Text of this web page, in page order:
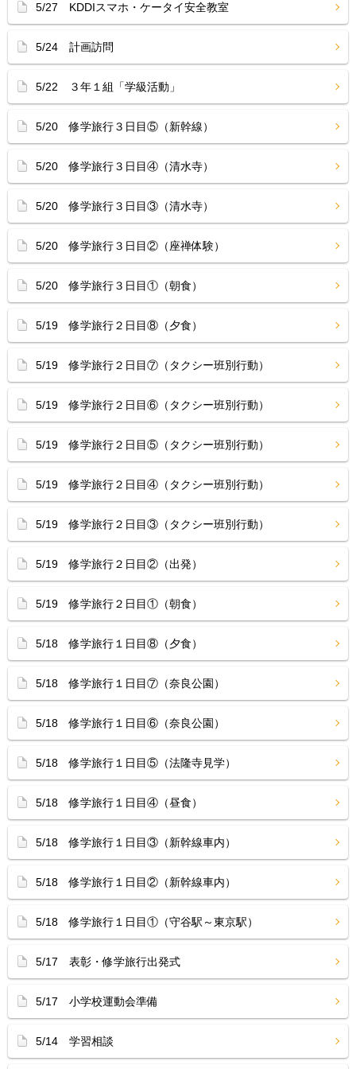
5/27 KDDIスマホ・ケータイ安全教室
5/24 計画訪問
5/22 ３年１組「学級活動」
5/20 修学旅行３日目⑤（新幹線）
5/20 修学旅行３日目④（清水寺）
5/20 修学旅行３日目③（清水寺）
5/20 修学旅行３日目②（座禅体験）
5/20 修学旅行３日目①（朝食）
5/19 修学旅行２日目⑧（夕食）
5/19 修学旅行２日目⑦（タクシー班別行動）
5/19 修学旅行２日目⑥（タクシー班別行動）
5/19 修学旅行２日目⑤（タクシー班別行動）
5/19 修学旅行２日目④（タクシー班別行動）
5/19 修学旅行２日目③（タクシー班別行動）
5/19 修学旅行２日目②（出発）
5/19 修学旅行２日目①（朝食）
5/18 修学旅行１日目⑧（夕食）
5/18 修学旅行１日目⑦（奈良公園）
5/18 修学旅行１日目⑥（奈良公園）
5/18 修学旅行１日目⑤（法隆寺見学）
5/18 修学旅行１日目④（昼食）
5/18 修学旅行１日目③（新幹線車内）
5/18 修学旅行１日目②（新幹線車内）
5/18 修学旅行１日目①（守谷駅～東京駅）
5/17 表彰・修学旅行出発式
5/17 小学校運動会準備
5/14 学習相談